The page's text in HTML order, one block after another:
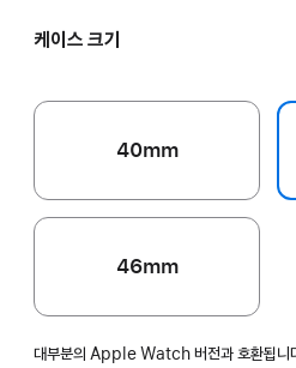
케이스 크기
40mm
46mm
대부분의 Apple Watch 버전과 호환됩니